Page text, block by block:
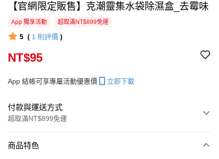
【官網限定販售】克潮靈集水袋除濕盒_去霉味
App 獨享活動 超取滿NT$899免運
5 ( 1 則評價 )
NT$95
App 結帳可享專屬活動優惠價 立即下載
付款與運送方式
超取滿NT$899免運
信用卡一次付款
商品特色